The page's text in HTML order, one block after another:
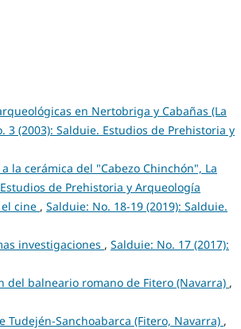
en Nertobriga y Cabañas (La
3 (2003): Salduie. Estudios de Prehistoria y
la cerámica del "Cabezo Chinchón", La
de Prehistoria y Arqueología
cine , Salduie: No. 18-19 (2019): Salduie.
investigaciones , Salduie: No. 17 (2017):
del balneario romano de Fitero (Navarra) ,
Sanchoabarca (Fitero, Navarra) ,